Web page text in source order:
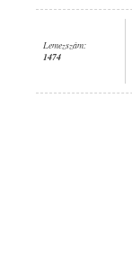
Lemezszám:
1474